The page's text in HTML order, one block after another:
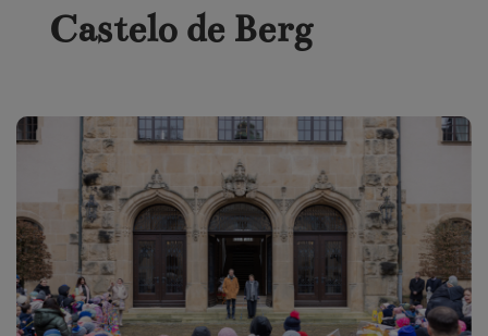
Castelo de Berg